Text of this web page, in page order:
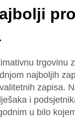
trgovinu
najboljih
zapisa.
i
u bilo